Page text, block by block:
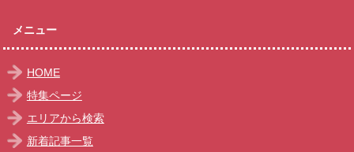
メニュー
HOME
特集ページ
エリアから検索
新着記事一覧